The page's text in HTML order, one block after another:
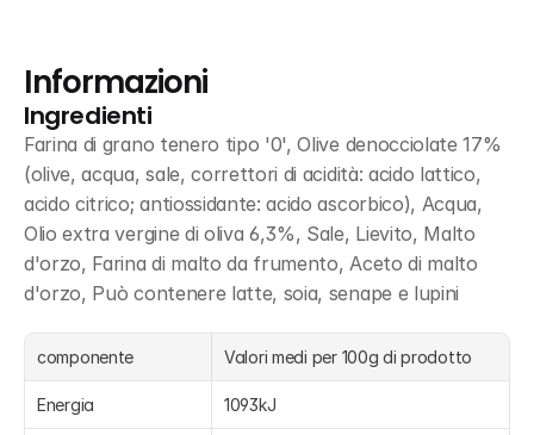
Informazioni
Ingredienti
Farina di grano tenero tipo '0', Olive denocciolate 17%
(olive, acqua, sale, correttori di acidità: acido lattico,
acido citrico; antiossidante: acido ascorbico), Acqua,
Olio extra vergine di oliva 6,3%, Sale, Lievito, Malto
d'orzo, Farina di malto da frumento, Aceto di malto
d'orzo, Può contenere latte, soia, senape e lupini
componente Valori medi per 100g di prodotto
Energia 1093kJ